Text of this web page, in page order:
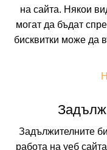
ALEXANDER
ALEXANDROUPOLIS,
(от 14
на сайта. Някои
могат да бъдат
бисквитки може да
Задължителните
работа на уеб